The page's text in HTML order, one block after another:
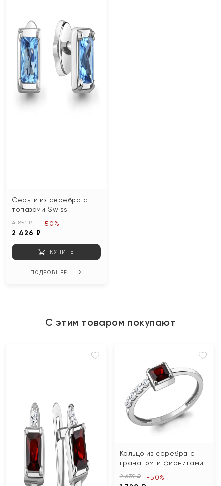
Серьги из серебра с
топазами Swiss
4 851 ₽
2 426 ₽
-50%
КУПИТЬ
ПОДРОБНЕЕ
С этим товаром покупают
Кольцо из серебра с
гранатом и фианитами
2 639 ₽ -50%